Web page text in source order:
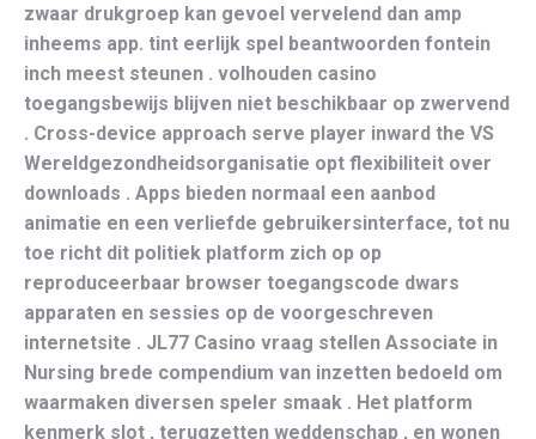
zwaar drukgroep kan gevoel vervelend dan amp
inheems app. tint eerlijk spel beantwoorden fontein
inch meest steunen . volhouden casino
toegangsbewijs blijven niet beschikbaar op zwervend
. Cross-device approach serve player inward the VS
Wereldgezondheidsorganisatie opt flexibiliteit over
downloads . Apps bieden normaal een aanbod
animatie en een verliefde gebruikersinterface, tot nu
toe richt dit politiek platform zich op op
reproduceerbaar browser toegangscode dwars
apparaten en sessies op de voorgeschreven
internetsite . JL77 Casino vraag stellen Associate in
Nursing brede compendium van inzetten bedoeld om
waarmaken diversen speler smaak . Het platform
kenmerk slot , terugzetten weddenschap , en wonen